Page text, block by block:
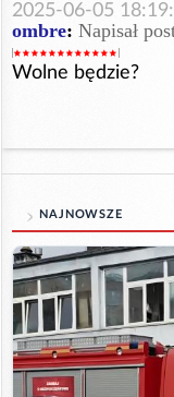
2025-06-05
ombre: Napisał
Wolne będzie?
NAJNOWSZE